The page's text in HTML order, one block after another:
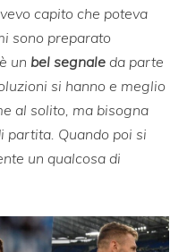
capito che poteva
sono preparato
un bel segnale da parte
si hanno e meglio
al solito, ma bisogna
partita. Quando poi si
un qualcosa di